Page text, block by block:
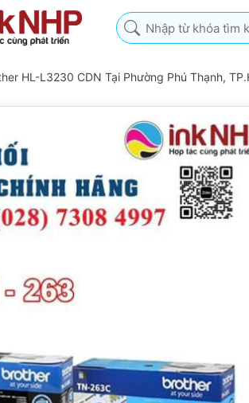
Nhập từ khóa tìm
HL-L3230 CDN Tại Phường Phú Thạnh,